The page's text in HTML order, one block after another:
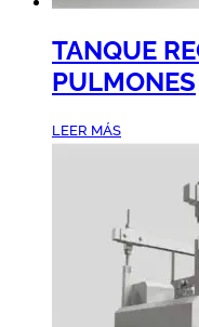
TANQUE
PULMONES
LEER MÁS